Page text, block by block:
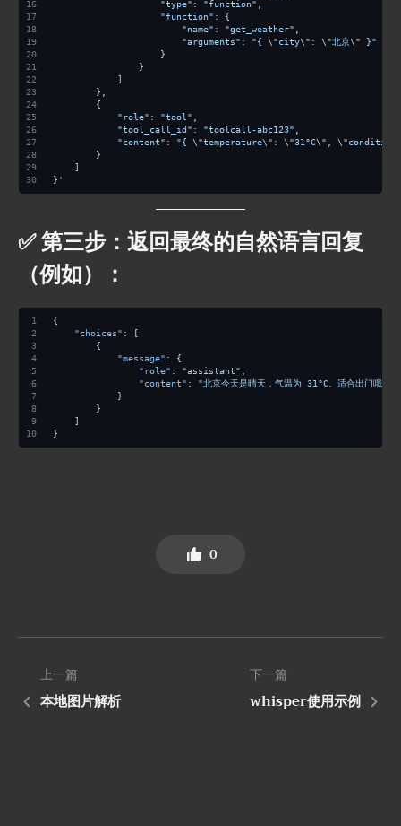
"type" : "function"
"function" : {
"name" : "get_weather"
"arguments" : "{ \"city\" : \"北京\" }"
                    }
                }
            ]
        },
        {
"role" : "tool"
"tool_call_id" : "toolcall-abc123"
"content" : "{ \"temperature\" : \"31°C\" \"condition
        }
    ]
}'
✅ 第三步：返回最终的自然语言回复
（例如）：
{
"choices" :
[
{
"message" :
{
"role" : "assistant"
"content" :
"北京今天是晴天，气温为 31°C。适合出门哦！"
}
}
]
}
0
上一篇
本地图片解析
下一篇
whisper使用示例